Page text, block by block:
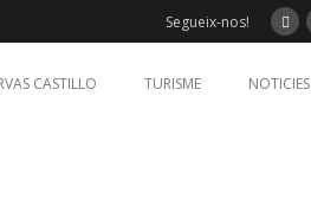
Segueix-nos!
CASTILLO TURISME NOTICIES